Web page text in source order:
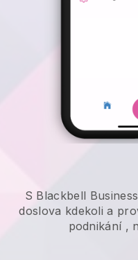
S Blackbell
doslova kdekoli a
podnikání,